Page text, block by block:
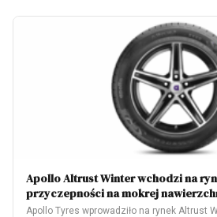
Apollo Altrust Winter wchodzi na
przyczepności na mokrej
Apollo Tyres wprowadziło na rynek Altrust